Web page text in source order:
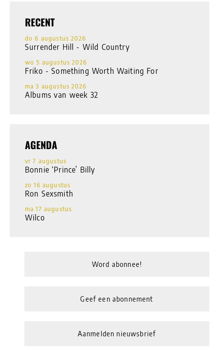
RECENT
do 6 augustus 2026
Surrender Hill - Wild Country
wo 5 augustus 2026
Friko - Something Worth Waiting For
ma 3 augustus 2026
Albums van week 32
AGENDA
vr 7 augustus
Bonnie ‘Prince’ Billy
zo 16 augustus
Ron Sexsmith
ma 17 augustus
Wilco
Word abonnee!
Geef een abonnement
Aanmelden nieuwsbrief